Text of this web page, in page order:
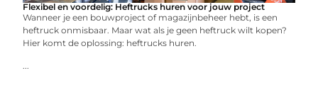
Flexibel en voordelig: Heftrucks huren voor jouw project
Wanneer je een bouwproject of magazijnbeheer hebt, is een
heftruck onmisbaar. Maar wat als je geen heftruck wilt kopen?
Hier komt de oplossing: heftrucks huren.
...